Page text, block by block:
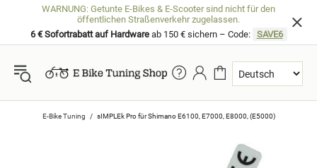
WARNUNG: Getunte E-Bikes & E-Scooter sind nicht für den
öffentlichen Straßenverkehr zugelassen.
6 € Sofortrabatt auf Hardwareab 150 € sichern – Code: SAVE6
E-Bike Tuning sIMPLEk Pro für Shimano E6100, E7000, E8000, (E5000)